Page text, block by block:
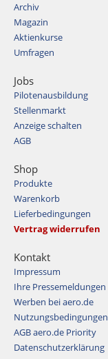
Archiv
Magazin
Aktienkurse
Umfragen
Jobs
Pilotenausbildung
Stellenmarkt
Anzeige schalten
AGB
Shop
Produkte
Warenkorb
Lieferbedingungen
Vertrag widerrufen
Kontakt
Impressum
Ihre Pressemeldungen
Werben bei aero.de
Nutzungsbedingungen
AGB aero.de Priority
Datenschutzerklärung